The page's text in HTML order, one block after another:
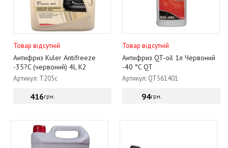
Товар відсутній
Антифриз Kuler Antifreeze
-35?C (червоний) 4L K2
Артикул: T205c
416грн.
Товар відсутній
Антифриз QT-oil 1л Червоний
-40 °C QT
Артикул: QT561401
94грн.